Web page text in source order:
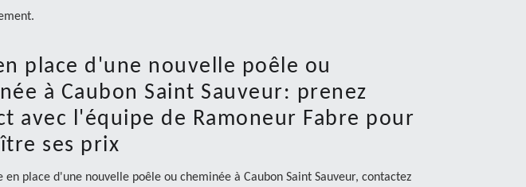
place d'une nouvelle poêle ou
à Caubon Saint Sauveur: prenez
avec l'équipe de Ramoneur Fabre pour
ses prix
en place d'une nouvelle poêle ou cheminée à Caubon Saint Sauveur, contactez